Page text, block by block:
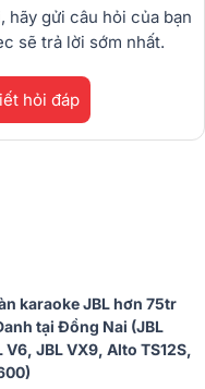
hãy gửi câu hỏi của bạn
sẽ trả lời sớm nhất.
hỏi đáp
karaoke JBL hơn 75tr
tại Đồng Nai (JBL
V6, JBL VX9, Alto TS12S,